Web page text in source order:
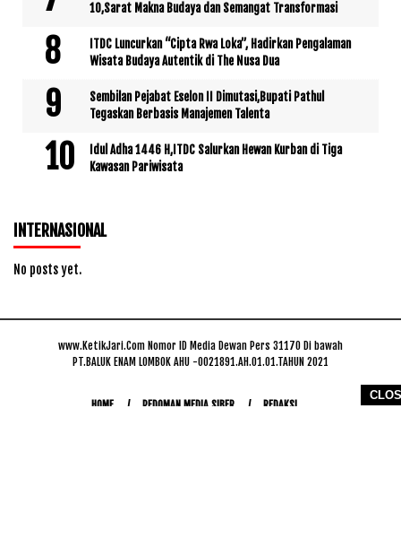
10,Sarat Makna Budaya dan Semangat Transformasi
ITDC Luncurkan “Cipta Rwa Loka”, Hadirkan Pengalaman
Wisata Budaya Autentik di The Nusa Dua
Sembilan Pejabat Eselon II Dimutasi,Bupati Pathul
Tegaskan Berbasis Manajemen Talenta
Idul Adha 1446 H,ITDC Salurkan Hewan Kurban di Tiga
Kawasan Pariwisata
INTERNASIONAL
No posts yet.
www.KetikJari.Com Nomor ID Media Dewan Pers 31170 Di bawah
PT.BALUK ENAM LOMBOK AHU -0021891.AH.01.01.TAHUN 2021
HOME PEDOMAN MEDIA SIBER REDAKSI